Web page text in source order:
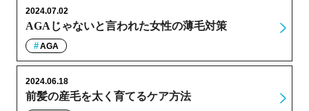
AGAじゃないと言われた女性の薄毛対策
2024.07.02
AGA
前髪の産毛を太く育てるケア方法
2024.06.18